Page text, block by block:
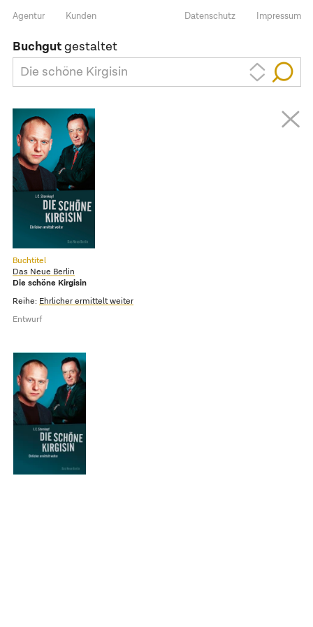
Agentur Kunden Impressum
Datenschutz
Buchgutgestaltet
Die schöne Kirgisin
Buchtitel
Das Neue Berlin
Die schöne Kirgisin
Reihe: Ehrlicher ermittelt weiter
Entwurf